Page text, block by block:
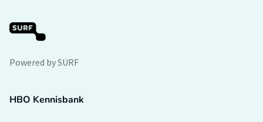
Powered by SURF
HBO Kennisbank